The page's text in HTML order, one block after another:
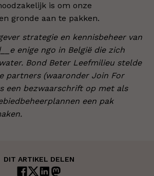
is om onze
gronde aan te pakken.
strategie en kennisbeheer van
enige ngo in België die zich
Bond Beter Leefmilieu stelde
partners (waaronder Join For
een bezwaarschrift op met als
een pak
DIT ARTIKEL DELEN